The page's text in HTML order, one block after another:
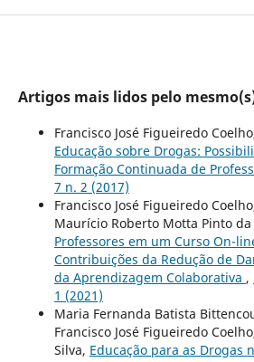
Artigos mais lidos pelo
Francisco José Figueiredo
Educação sobre Drogas:
Formação Continuada de
7 n. 2 (2017)
Francisco José Figueiredo
Maurí­cio Roberto Motta Pinto da
Professores em um Curso On-
Contribuições da Redução de
da Aprendizagem Colaborativa ,
1 (2021)
Maria Fernanda Batista
Francisco José Figueiredo
Silva, Educação para as Drogas